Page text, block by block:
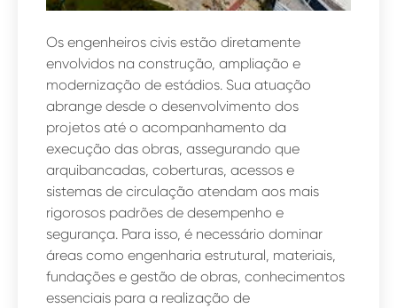
Os engenheiros civis estão diretamente
envolvidos na construção, ampliação e
modernização de estádios. Sua atuação
abrange desde o desenvolvimento dos
projetos até o acompanhamento da
execução das obras, assegurando que
arquibancadas, coberturas, acessos e
sistemas de circulação atendam aos mais
rigorosos padrões de desempenho e
segurança. Para isso, é necessário dominar
áreas como engenharia estrutural, materiais,
fundações e gestão de obras, conhecimentos
essenciais para a realização de